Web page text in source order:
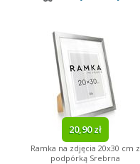
20,90 zł
Ramka na zdjęcia 20x30 cm z
podpórką Srebrna